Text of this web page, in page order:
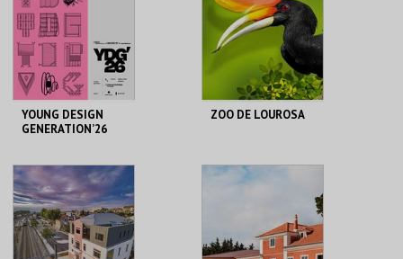
MAIS INFO
COMPRAR
MAIS INFO
COMPRAR
YOUNG DESIGN
GENERATION’26
MUDE
MAIS INFO
ZOO DE LOUROSA
PARQUE
ORNITOLÓGICO
MAIS INFO